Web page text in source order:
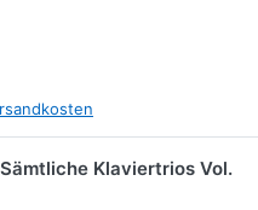
Klaviertrios Vol.